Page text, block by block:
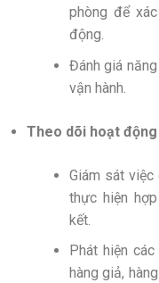
phòng để
động.
Đánh giá
vận hành.
Theo dõi hoạt
Giám sát việc
thực hiện
kết.
Phát hiện
hàng giả,